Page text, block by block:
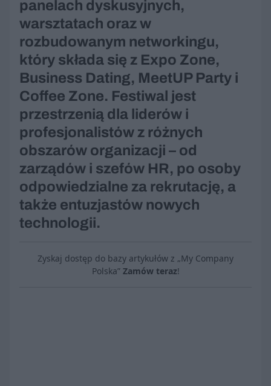
panelach dyskusyjnych,
warsztatach oraz w
rozbudowanym networkingu,
który składa się z Expo Zone,
Business Dating, MeetUP Party i
Coffee Zone. Festiwal jest
przestrzenią dla liderów i
profesjonalistów z różnych
obszarów organizacji – od
zarządów i szefów HR, po osoby
odpowiedzialne za rekrutację, a
także entuzjastów nowych
technologii.
Zyskaj dostęp do bazy artykułów z „My Company
Polska” Zamów teraz!